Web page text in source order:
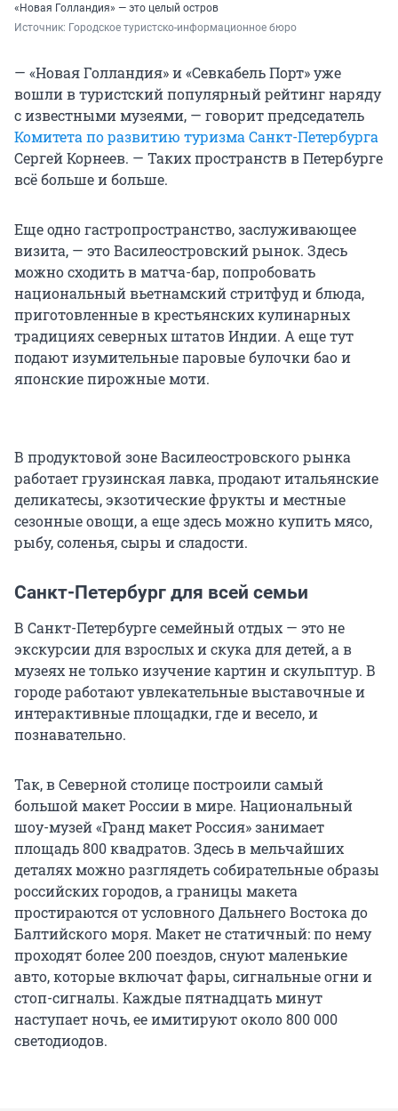
«Новая Голландия» — это целый остров
Источник: Городское туристско-информационное бюро
— «Новая Голландия» и «Севкабель Порт» уже
вошли в туристский популярный рейтинг наряду
с известными музеями, — говорит председатель
Комитета по развитию туризма Санкт-Петербурга
Сергей Корнеев. — Таких пространств в Петербурге
всё больше и больше.
Еще одно гастропространство, заслуживающее
визита, — это Василеостровский рынок. Здесь
можно сходить в матча-бар, попробовать
национальный вьетнамский стритфуд и блюда,
приготовленные в крестьянских кулинарных
традициях северных штатов Индии. А еще тут
подают изумительные паровые булочки бао и
японские пирожные моти.
В продуктовой зоне Василеостровского рынка
работает грузинская лавка, продают итальянские
деликатесы, экзотические фрукты и местные
сезонные овощи, а еще здесь можно купить мясо,
рыбу, соленья, сыры и сладости.
Санкт-Петербург для всей семьи
В Санкт-Петербурге семейный отдых — это не
экскурсии для взрослых и скука для детей, а в
музеях не только изучение картин и скульптур. В
городе работают увлекательные выставочные и
интерактивные площадки, где и весело, и
познавательно.
Так, в Северной столице построили самый
большой макет России в мире. Национальный
шоу-музей «Гранд макет Россия» занимает
площадь 800 квадратов. Здесь в мельчайших
деталях можно разглядеть собирательные образы
российских городов, а границы макета
простираются от условного Дальнего Востока до
Балтийского моря. Макет не статичный: по нему
проходят более 200 поездов, снуют маленькие
авто, которые включат фары, сигнальные огни и
стоп-сигналы. Каждые пятнадцать минут
наступает ночь, ее имитируют около 800 000
светодиодов.